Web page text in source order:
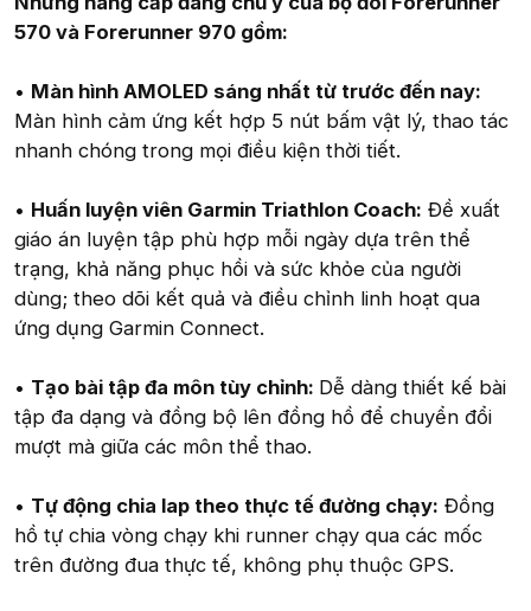
570 và Forerunner 970 gồm:
• Màn hình AMOLED sáng nhất từ trước đến nay:
Màn hình cảm ứng kết hợp 5 nút bấm vật lý, thao tác
nhanh chóng trong mọi điều kiện thời tiết.
• Huấn luyện viên Garmin Triathlon Coach: Đề xuất
giáo án luyện tập phù hợp mỗi ngày dựa trên thể
trạng, khả năng phục hồi và sức khỏe của người
dùng; theo dõi kết quả và điều chỉnh linh hoạt qua
ứng dụng Garmin Connect.
• Tạo bài tập đa môn tùy chỉnh: Dễ dàng thiết kế bài
tập đa dạng và đồng bộ lên đồng hồ để chuyển đổi
mượt mà giữa các môn thể thao.
• Tự động chia lap theo thực tế đường chạy: Đồng
hồ tự chia vòng chạy khi runner chạy qua các mốc
trên đường đua thực tế, không phụ thuộc GPS.